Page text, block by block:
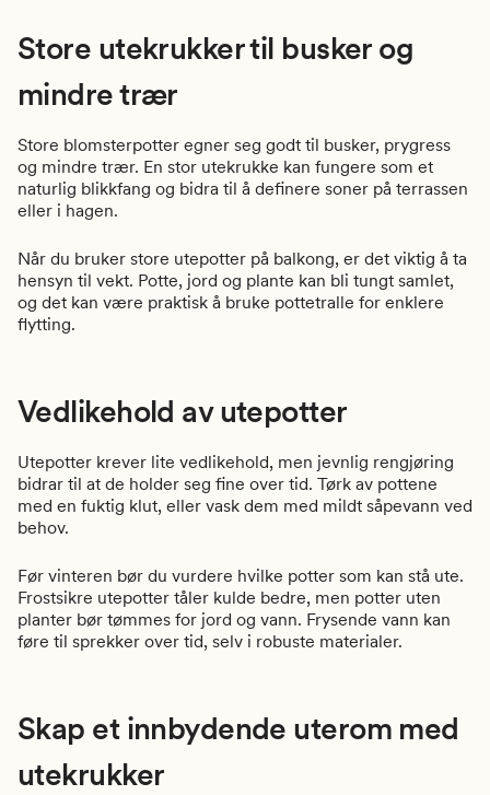
Store utekrukker til busker og
mindre trær
Store blomsterpotter egner seg godt til busker, prygress
og mindre trær. En stor utekrukke kan fungere som et
naturlig blikkfang og bidra til å definere soner på terrassen
eller i hagen.
Når du bruker store utepotter på balkong, er det viktig å ta
hensyn til vekt. Potte, jord og plante kan bli tungt samlet,
og det kan være praktisk å bruke pottetralle for enklere
flytting.
Vedlikehold av utepotter
Utepotter krever lite vedlikehold, men jevnlig rengjøring
bidrar til at de holder seg fine over tid. Tørk av pottene
med en fuktig klut, eller vask dem med mildt såpevann ved
behov.
Før vinteren bør du vurdere hvilke potter som kan stå ute.
Frostsikre utepotter tåler kulde bedre, men potter uten
planter bør tømmes for jord og vann. Frysende vann kan
føre til sprekker over tid, selv i robuste materialer.
Skap et innbydende uterom med
utekrukker